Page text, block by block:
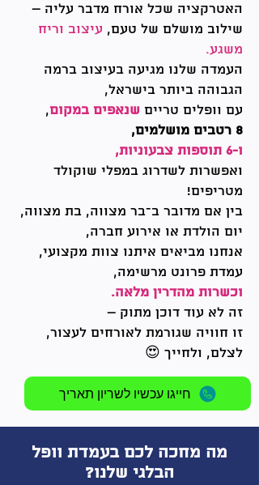
האטרקציה שכל אורח מדבר עליה –
שילוב מושלם של טעם, עיצוב וריח
משגע.
העמדה שלנו מגיעה בעיצוב ברמה
הגבוהה ביותר בישראל,
עם וופלים טריים שנאפים במקום,
8 רטבים מושלמים,
ו-6 תוספות צבעוניות,
ואפשרות לשדרוג במפלי שוקולד
מטריפים!
בין אם מדובר ב־בר מצווה, בת מצווה,
יום הולדת או אירוע חברה,
אנחנו מביאים איתנו צוות מקצועי,
עמדת פרונט מרשימה,
וכשרות מהדרין מלאה.
זה לא עוד דוכן מתוק –
זו חוויה שגורמת לאורחים לעצור,
לצלם, ולחייך 😍
חייגו עכשיו לשריון תאריך
מה מחכה לכם בעמדת וופל
הבלגי שלנו?